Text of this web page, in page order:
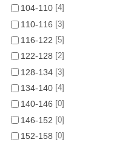
104-110 [4]
110-116 [3]
116-122 [5]
122-128 [2]
128-134 [3]
134-140 [4]
140-146 [0]
146-152 [0]
152-158 [0]